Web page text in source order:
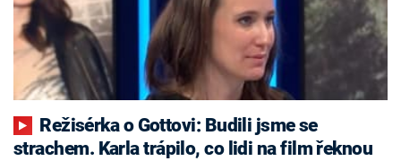
strachem. Karla trápilo, co lidi na film řeknou